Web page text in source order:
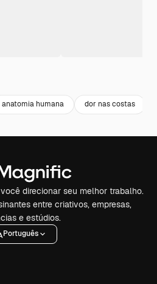
anatomia humana dor nas costas
direcionar seu melhor trabalho.
entre criativos, empresas,
e estúdios.
Português